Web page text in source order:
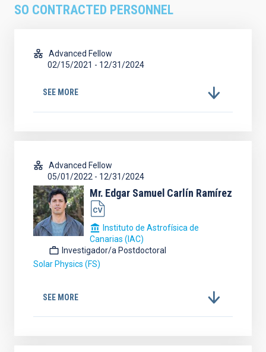
SO CONTRACTED PERSONNEL
Advanced Fellow
02/15/2021 - 12/31/2024
SEE MORE
Advanced Fellow
05/01/2022 - 12/31/2024
Mr. Edgar Samuel Carlín Ramírez
Instituto de Astrofísica de
Canarias (IAC)
Investigador/a Postdoctoral
Solar Physics (FS)
SEE MORE